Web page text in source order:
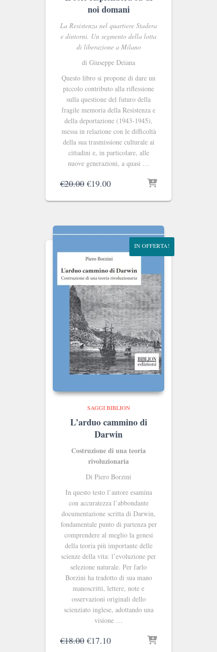
noi domani
La Resistenza nel quartiere Stadera
e dintorni. Un segmento della lotta
di liberazione a Milano
di Giuseppe Deiana
Questo libro si propone di dare un
piccolo contributo alla riflessione
sulla questione del futuro della
fragile memoria della Resistenza e
della deportazione (1943-1945),
messa in relazione con le difficoltà
della sua trasmissione culturale ai
cittadini e, in particolare, alle
nuove generazioni, a quasi …
€20.00 Il
originale
€20.00.
€19.00Il
attuale
€19.00.
IN OFFERTA!
SAGGI BIBLION
L’arduo cammino di
Darwin
Costruzione di una teoria
rivoluzionaria
Di Piero Borzini
In questo testo l’autore esamina
con accuratezza l’abbondante
documentazione scritta di Darwin,
fondamentale punto di partenza per
comprendere al meglio la genesi
della teoria più importante delle
scienze della vita: l’evoluzione per
selezione naturale. Per farlo
Borzini ha tradotto di sua mano
manoscritti, lettere, note e
osservazioni originali dello
scienziato inglese, adottando una
visione …
€18.00 Il
€17.10Il